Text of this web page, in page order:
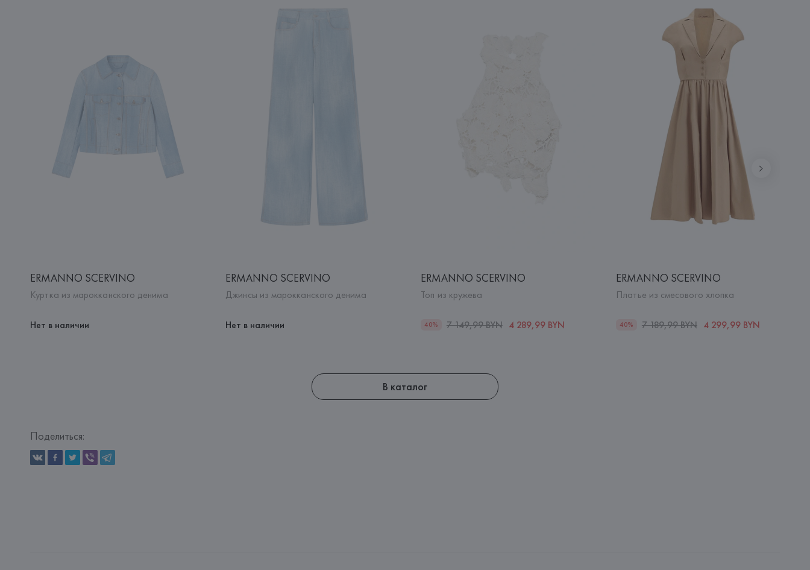
ERMANNO SCERVINO
Куртка из марокканского денима
Нет в наличии
ERMANNO SCERVINO
Джинсы из марокканского денима
Нет в наличии
ERMANNO SCERVINO
Топ из кружева
40% 7 149,99 BYN 4 289,99 BYN
ERMANNO SCERVINO
Платье из смесового хлопка
40% 7 189,99 BYN 4 299,99 BYN
В каталог
Поделиться: